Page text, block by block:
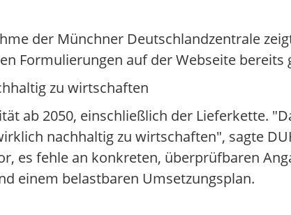
der Münchner Deutschlandzentrale
Formulierungen auf der Webseite bereits
zu wirtschaften
ab 2050, einschließlich der Lieferkette.
nachhaltig zu wirtschaften", sagte
es fehle an konkreten, überprüfbaren
einem belastbaren Umsetzungsplan.